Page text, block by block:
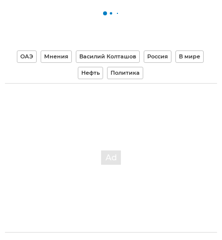
ОАЭ Мнения Василий Колташов Россия В мире
Нефть Политика